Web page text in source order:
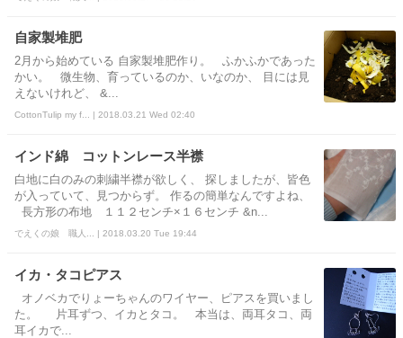
自家製堆肥
2月から始めている 自家製堆肥作り。 ふかふかであった
かい。 微生物、育っているのか、いなのか、 目には見
えないけれど、 &...
CottonTulip my f... | 2018.03.21 Wed 02:40
インド綿 コットンレース半襟
白地に白のみの刺繍半襟が欲しく、 探しましたが、皆色
が入っていて、見つからず。 作るの簡単なんですよね、
長方形の布地 １１２センチ×１６センチ &n...
でえくの娘 職人... | 2018.03.20 Tue 19:44
イカ・タコピアス
オノベカでりょーちゃんのワイヤー、ピアスを買いまし
た。 片耳ずつ、イカとタコ。 本当は、両耳タコ、両
耳イカで...